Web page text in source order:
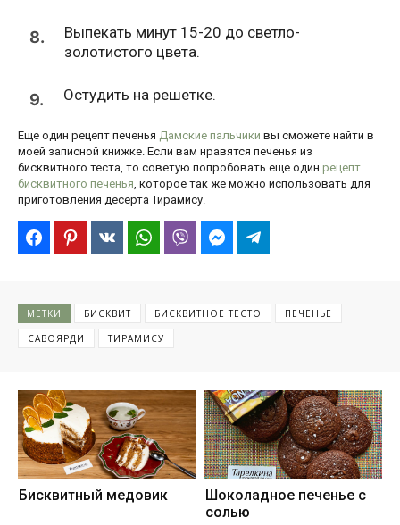
8.
Выпекать минут 15-20 до светло-
золотистого цвета.
9. Остудить на решетке.
Еще один рецепт печенья Дамские пальчики вы сможете найти в
моей записной книжке. Если вам нравятся печенья из
бисквитного теста, то советую попробовать еще один рецепт
бисквитного печенья, которое так же можно использовать для
приготовления десерта Тирамису.
МЕТКИ БИСКВИТ БИСКВИТНОЕ ТЕСТО
ПЕЧЕНЬЕ
САВОЯРДИ
ТИРАМИСУ
Бисквитный медовик
Шоколадное печенье с
солью